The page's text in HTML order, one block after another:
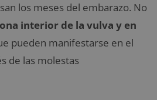
los meses del embarazo. No
interior de la vulva y en
pueden manifestarse en el
de las molestas